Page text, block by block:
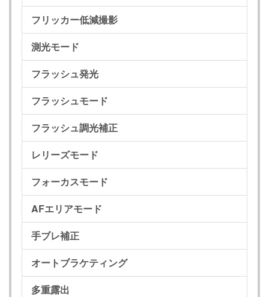
フリッカー低減撮影
測光モード
フラッシュ発光
フラッシュモード
フラッシュ調光補正
レリーズモード
フォーカスモード
AFエリアモード
手ブレ補正
オートブラケティング
多重露出